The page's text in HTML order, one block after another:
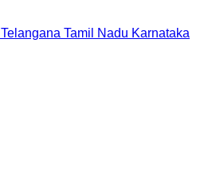
Telangana Tamil Nadu Karnataka